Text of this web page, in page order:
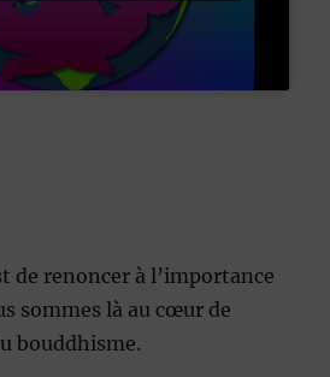
de renoncer à l’importance
sommes là au cœur de
bouddhisme.